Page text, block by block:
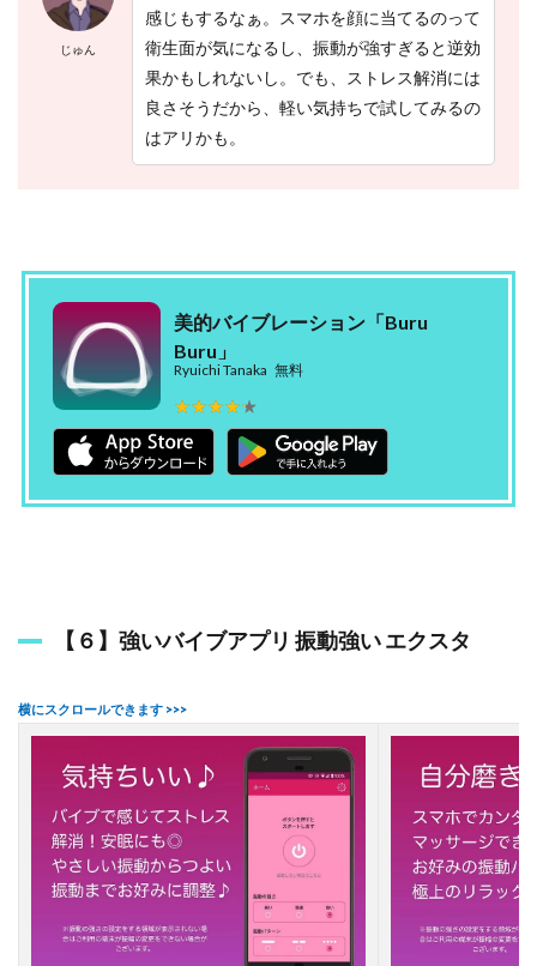
じゅん
感じもするなぁ。スマホを顔に当てるのって
衛生面が気になるし、振動が強すぎると逆効
果かもしれないし。でも、ストレス解消には
良さそうだから、軽い気持ちで試してみるの
はアリかも。
美的バイブレーション「Buru
Buru」
Ryuichi Tanaka 無料
★★★★★
★★★★★
【６】強いバイブアプリ 振動強い エクスタ